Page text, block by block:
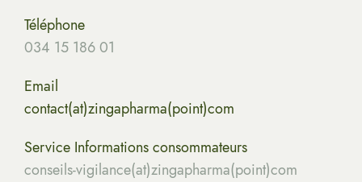
Téléphone
034 15 186 01
Email
contact(at)zingapharma(point)com
Service Informations consommateurs
conseils-vigilance(at)zingapharma(point)com